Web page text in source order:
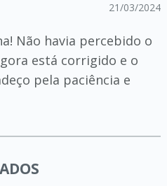
21/03/2024
Não havia percebido o
está corrigido e o
pela paciência e